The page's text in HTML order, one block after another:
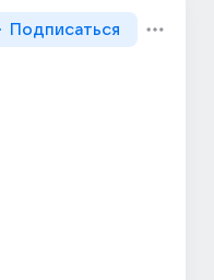
Подписаться